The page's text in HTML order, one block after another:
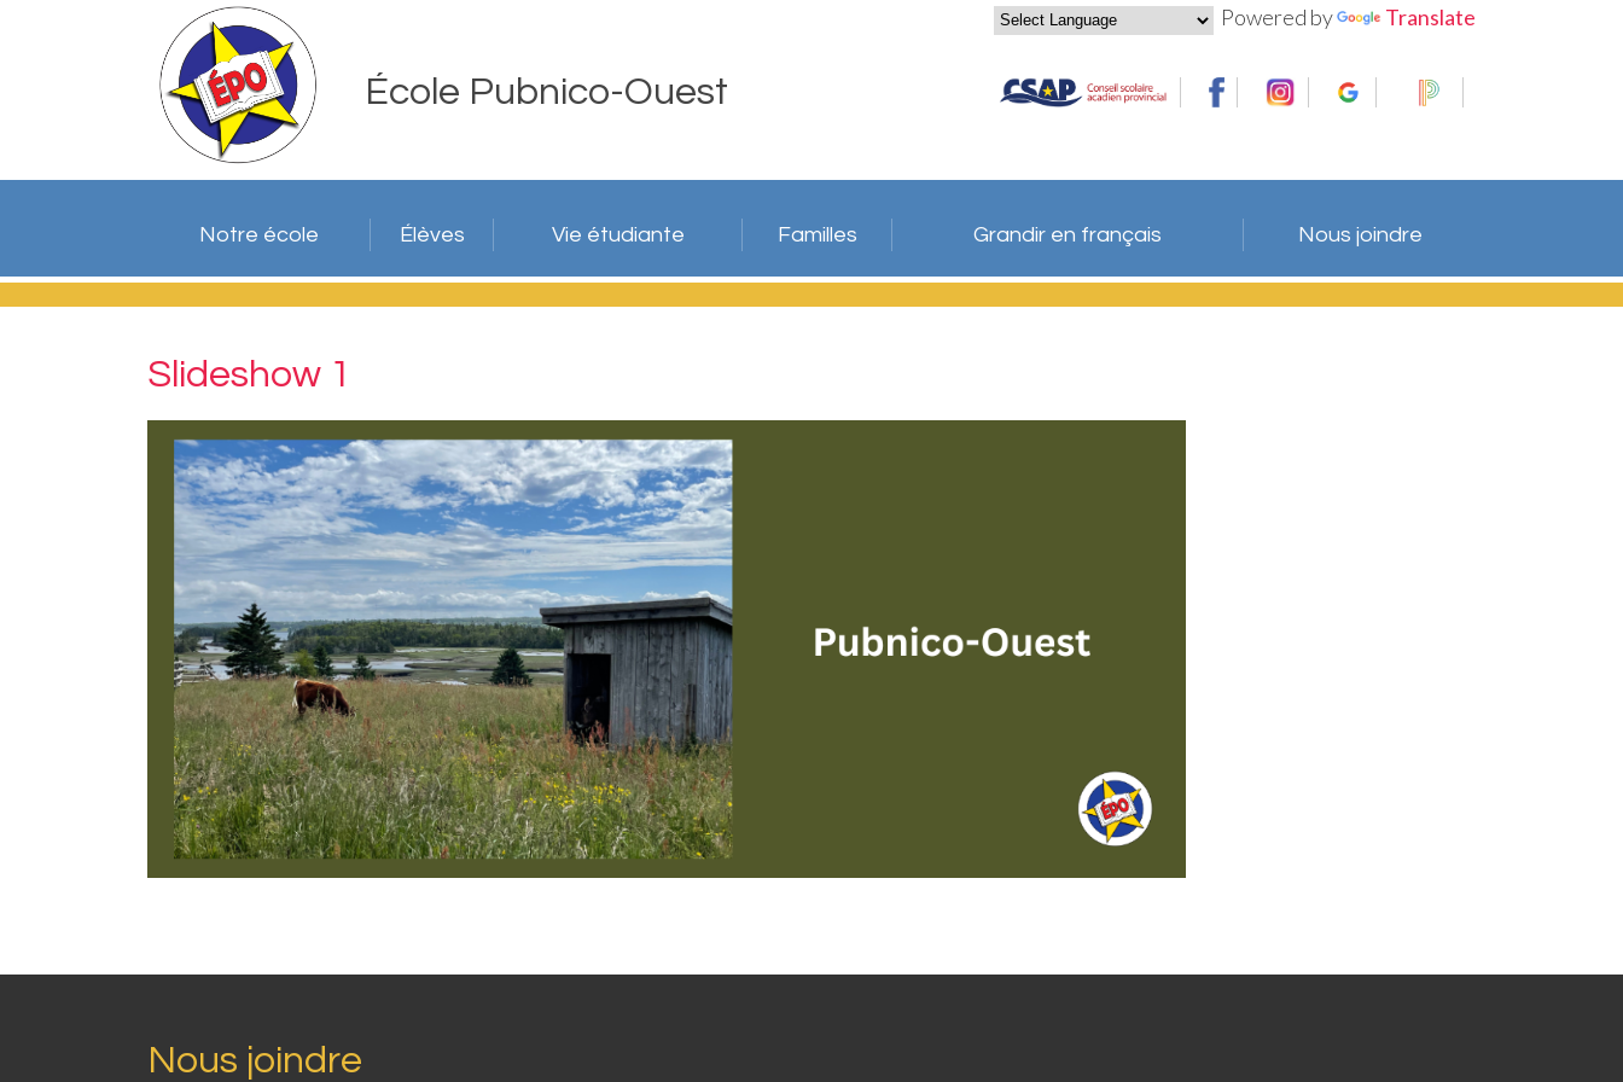
Powered by Translate
École Pubnico-Ouest
Notre école Élèves Vie étudiante Familles Grandir en français Nous joindre
Slideshow 1
Nous joindre